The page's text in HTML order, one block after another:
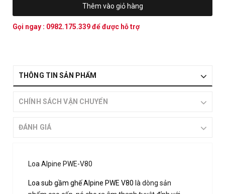
Thêm vào giỏ hàng
Gọi ngay : 0982.175.339để được hỗ trợ
THÔNG TIN SẢN PHẨM
CHÍNH SÁCH VẬN CHUYỂN
ĐÁNH GIÁ
Loa Alpine PWE-V80
Loa sub gầm ghế Alpine PWE V80 là dòng sản